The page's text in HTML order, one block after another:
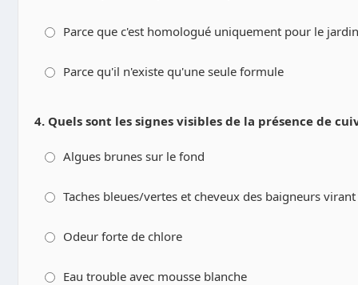
Parce que c'est homologué uniquement pour le
Parce qu'il n'existe qu'une seule formule
4. Quels sont les signes visibles de la présence de
Algues brunes sur le fond
Taches bleues/vertes et cheveux des baigneurs
Odeur forte de chlore
Eau trouble avec mousse blanche